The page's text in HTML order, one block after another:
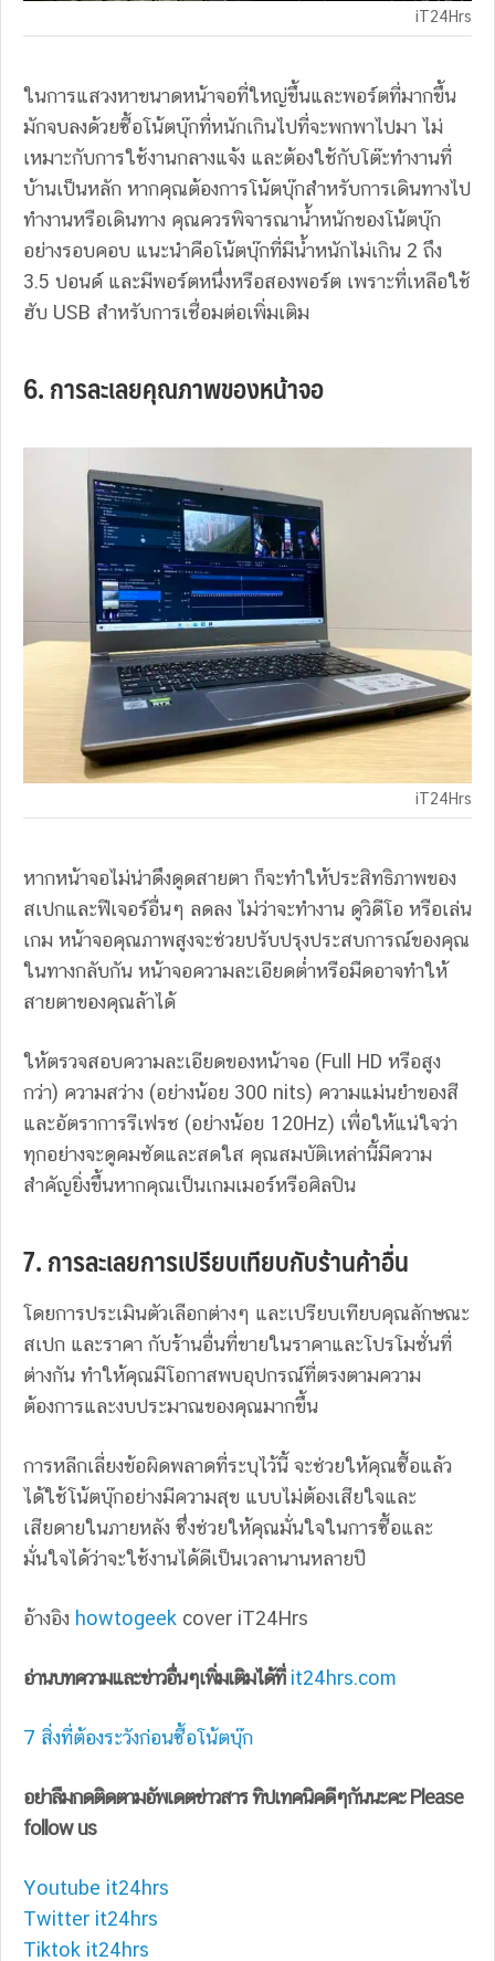
iT24Hrs
ในการแสวงหาขนาดหน้าจอที่ใหญ่ขึ้นและพอร์ตที่มากขึ้น
มักจบลงด้วยซื้อโน้ตบุ๊กที่หนักเกินไปที่จะพกพาไปมา ไม่
เหมาะกับการใช้งานกลางแจ้ง และต้องใช้กับโต๊ะทำงานที่
บ้านเป็นหลัก หากคุณต้องการโน้ตบุ๊กสำหรับการเดินทางไป
ทำงานหรือเดินทาง คุณควรพิจารณาน้ำหนักของโน้ตบุ๊ก
อย่างรอบคอบ แนะนำคือโน้ตบุ๊กที่มีน้ำหนักไม่เกิน 2 ถึง
3.5 ปอนด์ และมีพอร์ตหนึ่งหรือสองพอร์ต เพราะที่เหลือใช้
ฮับ USB สำหรับการเชื่อมต่อเพิ่มเติม
6. การละเลยคุณภาพของหน้าจอ
iT24Hrs
หากหน้าจอไม่น่าดึงดูดสายตา ก็จะทำให้ประสิทธิภาพของ
สเปกและฟีเจอร์อื่นๆ ลดลง ไม่ว่าจะทำงาน ดูวิดีโอ หรือเล่น
เกม หน้าจอคุณภาพสูงจะช่วยปรับปรุงประสบการณ์ของคุณ
ในทางกลับกัน หน้าจอความละเอียดต่ำหรือมืดอาจทำให้
สายตาของคุณล้าได้
ให้ตรวจสอบความละเอียดของหน้าจอ (Full HD หรือสูง
กว่า) ความสว่าง (อย่างน้อย 300 nits) ความแม่นยำของสี
และอัตราการรีเฟรช (อย่างน้อย 120Hz) เพื่อให้แน่ใจว่า
ทุกอย่างจะดูคมชัดและสดใส คุณสมบัติเหล่านี้มีความ
สำคัญยิ่งขึ้นหากคุณเป็นเกมเมอร์หรือศิลปิน
7. การละเลยการเปรียบเทียบกับร้านค้าอื่น
โดยการประเมินตัวเลือกต่างๆ และเปรียบเทียบคุณลักษณะ
สเปก และราคา กับร้านอื่นที่ขายในราคาและโปรโมชั่นที่
ต่างกัน ทำให้คุณมีโอกาสพบอุปกรณ์ที่ตรงตามความ
ต้องการและงบประมาณของคุณมากขึ้น
การหลีกเลี่ยงข้อผิดพลาดที่ระบุไว้นี้ จะช่วยให้คุณซื้อแล้ว
ได้ใช้โน้ตบุ๊กอย่างมีความสุข แบบไม่ต้องเสียใจและ
เสียดายในภายหลัง ซึ่งช่วยให้คุณมั่นใจในการซื้อและ
มั่นใจได้ว่าจะใช้งานได้ดีเป็นเวลานานหลายปี
อ้างอิง howtogeek cover iT24Hrs
อ่านบทความและข่าวอื่นๆเพิ่มเติมได้ที่ it24hrs.com
7 สิ่งที่ต้องระวังก่อนซื้อโน้ตบุ๊ก
อย่าลืมกดติดตามอัพเดตข่าวสาร ทิปเทคนิคดีๆกันนะคะ Please
follow us
Youtube it24hrs
Twitter it24hrs
Tiktok it24hrs